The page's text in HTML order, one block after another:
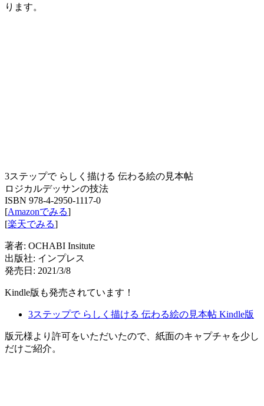
ります。
3ステップで らしく描ける 伝わる絵の見本帖
ロジカルデッサンの技法
ISBN 978-4-2950-1117-0
[Amazonでみる]
[楽天でみる]
著者: OCHABI Insitute
出版社: インプレス
発売日: 2021/3/8
Kindle版も発売されています！
3ステップで らしく描ける 伝わる絵の見本帖 Kindle版
版元様より許可をいただいたので、紙面のキャプチャを少し
だけご紹介。